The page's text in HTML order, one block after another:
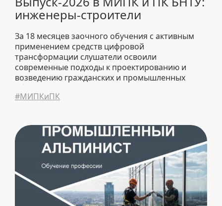
инженеры-строители
За 18 месяцев заочного обучения с активным
применением средств цифровой
трансформации слушатели освоили
современные подходы к проектированию и
возведению гражданских и промышленных
объектов, изучили методики расчета несущих
конструкций и принципы оптимизации
#МИПКиПК